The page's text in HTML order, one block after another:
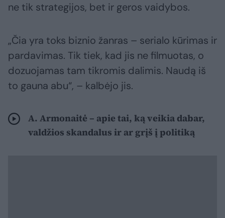
ne tik strategijos, bet ir geros vaidybos.
„Čia yra toks biznio žanras – serialo kūrimas ir
pardavimas. Tik tiek, kad jis ne filmuotas, o
dozuojamas tam tikromis dalimis. Naudą iš
to gauna abu“, – kalbėjo jis.
A. Armonaitė – apie tai, ką veikia dabar,
valdžios skandalus ir ar grįš į politiką